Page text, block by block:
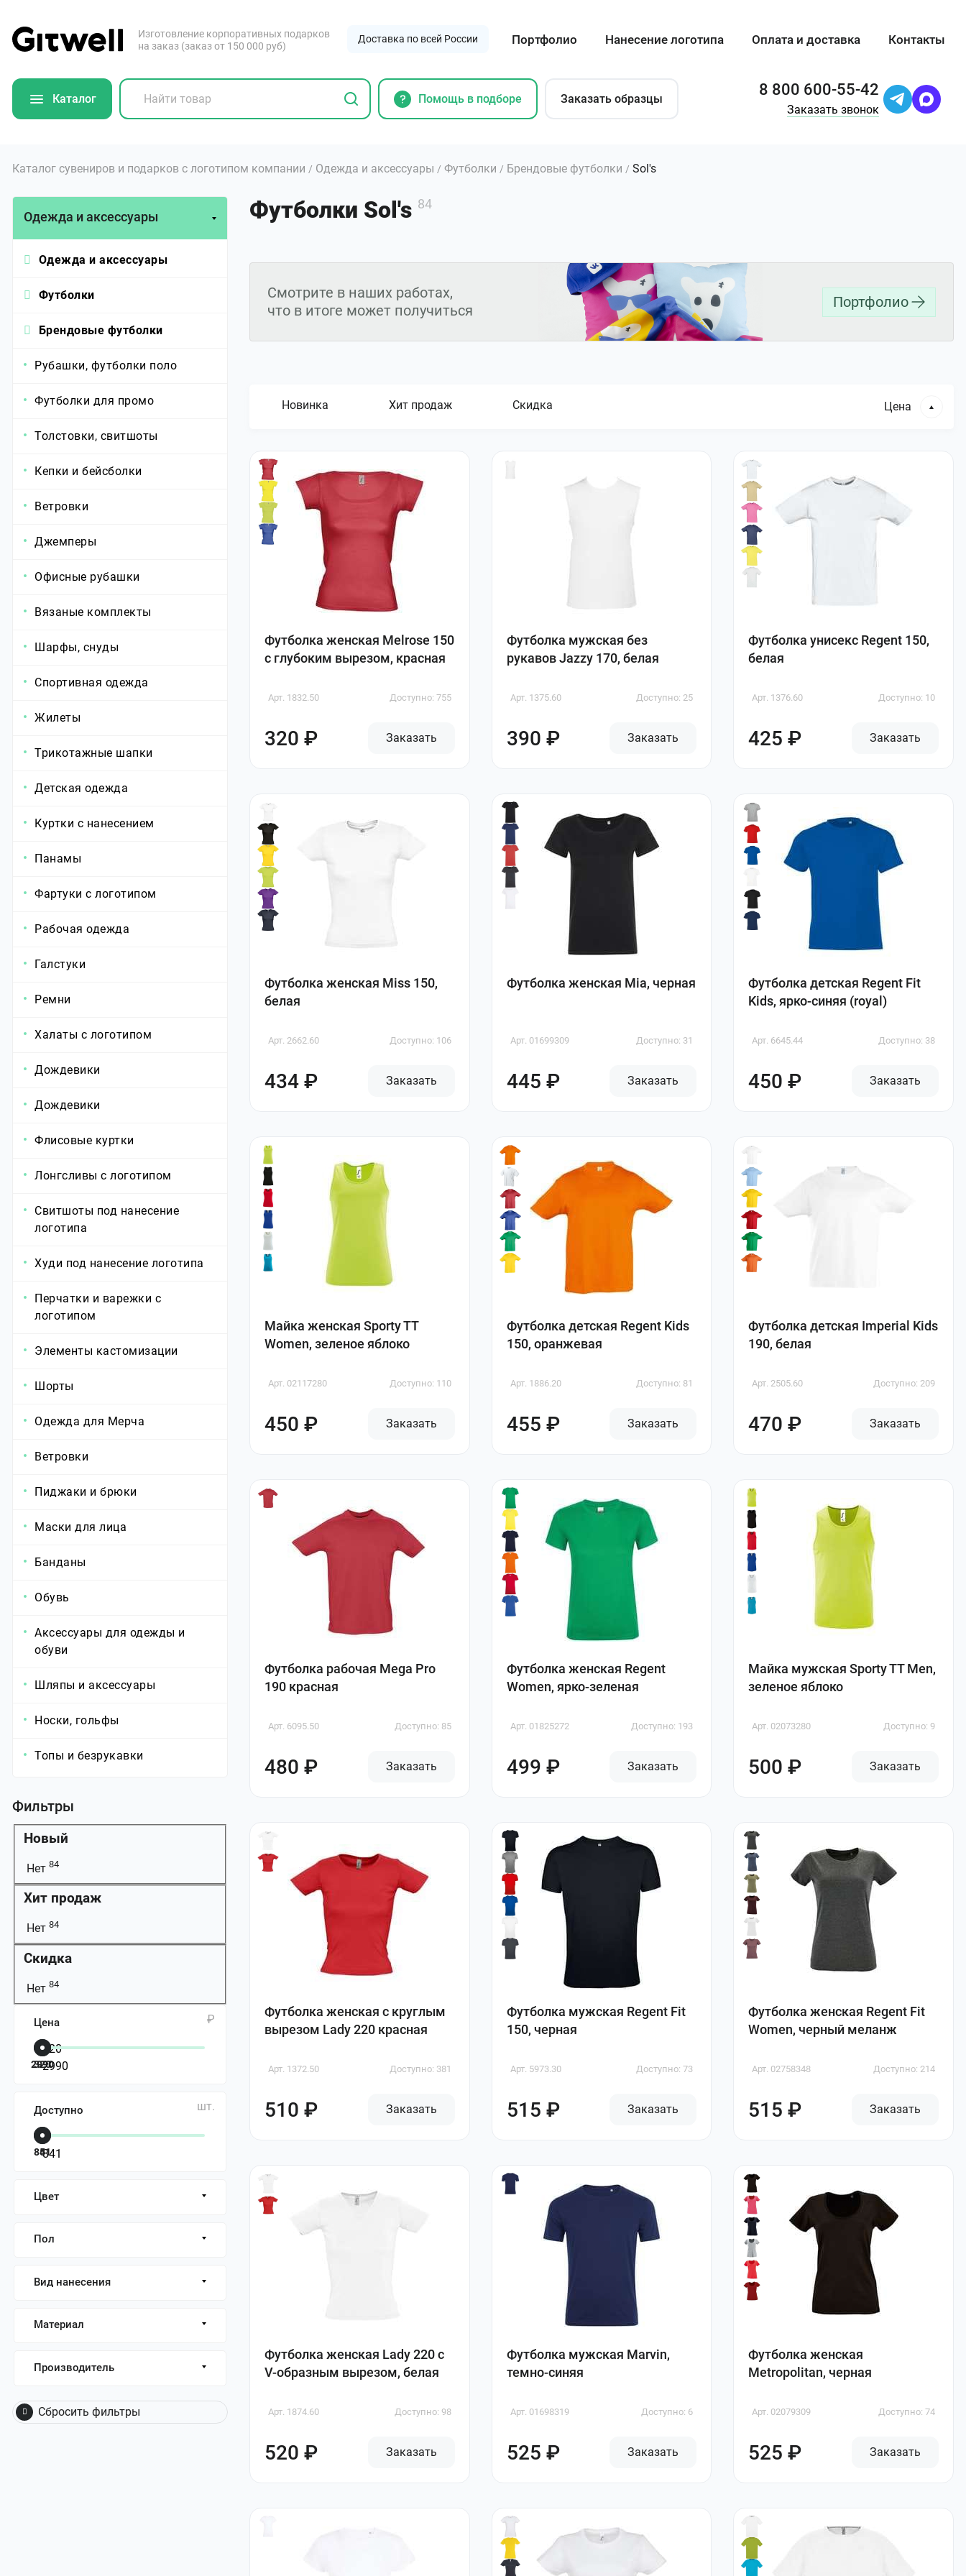
Изготовление корпоративных подарков
на заказ (заказ от 150 000 руб)
Доставка по всей России Портфолио Нанесение логотипа Оплата и доставка Контакты
Каталог Помощь в подборе Заказать образцы 8 800 600-55-42
Заказать звонок
Каталог сувениров и подарков с логотипом компании / Одежда и аксессуары / Футболки / Брендовые футболки / Sol's
Одежда и аксессуары
Одежда и аксессуары
Футболки
Брендовые футболки
Рубашки, футболки поло
Футболки для промо
Толстовки, свитшоты
Кепки и бейсболки
Ветровки
Джемперы
Офисные рубашки
Вязаные комплекты
Шарфы, снуды
Спортивная одежда
Жилеты
Трикотажные шапки
Детская одежда
Куртки с нанесением
Панамы
Фартуки с логотипом
Рабочая одежда
Галстуки
Ремни
Халаты с логотипом
Дождевики
Дождевики
Флисовые куртки
Лонгсливы с логотипом
Свитшоты под нанесение
логотипа
Худи под нанесение логотипа
Перчатки и варежки с
логотипом
Элементы кастомизации
Шорты
Одежда для Мерча
Ветровки
Пиджаки и брюки
Маски для лица
Банданы
Обувь
Аксессуары для одежды и
обуви
Шляпы и аксессуары
Носки, гольфы
Топы и безрукавки
Фильтры
Новый
Нет 84
Хит продаж
Нет 84
Скидка
Нет 84
Цена ₽
320
2990
Доступно шт.
5
841
Цвет
Пол
Вид нанесения
Материал
Производитель
Сбросить фильтры
Футболки Sol's 84
Смотрите в наших работах,
что в итоге может получиться
Портфолио
Новинка Хит продаж Скидка Цена
Футболка женская Melrose 150
с глубоким вырезом, красная
Арт. 1832.50 Доступно: 755
320 ₽ Заказать
Футболка мужская без
рукавов Jazzy 170, белая
Арт. 1375.60 Доступно: 25
390 ₽ Заказать
Футболка унисекс Regent 150,
белая
Арт. 1376.60 Доступно: 10
425 ₽ Заказать
Футболка женская Miss 150,
белая
Арт. 2662.60 Доступно: 106
434 ₽ Заказать
Футболка женская Mia, черная
Арт. 01699309 Доступно: 31
445 ₽ Заказать
Футболка детская Regent Fit
Kids, ярко-синяя (royal)
Арт. 6645.44 Доступно: 38
450 ₽ Заказать
Майка женская Sporty TT
Women, зеленое яблоко
Арт. 02117280 Доступно: 110
450 ₽ Заказать
Футболка детская Regent Kids
150, оранжевая
Арт. 1886.20 Доступно: 81
455 ₽ Заказать
Футболка детская Imperial Kids
190, белая
Арт. 2505.60 Доступно: 209
470 ₽ Заказать
Футболка рабочая Mega Pro
190 красная
Арт. 6095.50 Доступно: 85
480 ₽ Заказать
Футболка женская Regent
Women, ярко-зеленая
Арт. 01825272 Доступно: 193
499 ₽ Заказать
Майка мужская Sporty TT Men,
зеленое яблоко
Арт. 02073280 Доступно: 9
500 ₽ Заказать
Футболка женская с круглым
вырезом Lady 220 красная
Арт. 1372.50 Доступно: 381
510 ₽ Заказать
Футболка мужская Regent Fit
150, черная
Арт. 5973.30 Доступно: 73
515 ₽ Заказать
Футболка женская Regent Fit
Women, черный меланж
Арт. 02758348 Доступно: 214
515 ₽ Заказать
Футболка женская Lady 220 с
V-образным вырезом, белая
Арт. 1874.60 Доступно: 98
520 ₽ Заказать
Футболка мужская Marvin,
темно-синяя
Арт. 01698319 Доступно: 6
525 ₽ Заказать
Футболка женская
Metropolitan, черная
Арт. 02079309 Доступно: 74
525 ₽ Заказать